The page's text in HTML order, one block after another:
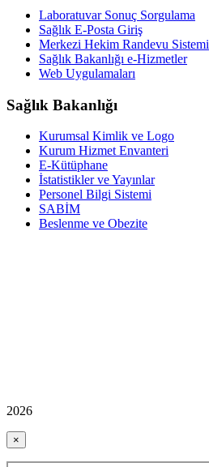
Laboratuvar Sonuç Sorgulama
Sağlık E-Posta Giriş
Merkezi Hekim Randevu Sistemi
Sağlık Bakanlığı e-Hizmetler
Web Uygulamaları
Sağlık Bakanlığı
Kurumsal Kimlik ve Logo
Kurum Hizmet Envanteri
E-Kütüphane
İstatistikler ve Yayınlar
Personel Bilgi Sistemi
SABİM
Beslenme ve Obezite
2026
×